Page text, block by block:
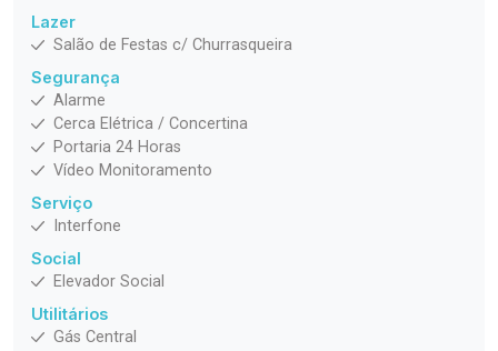
Lazer
Salão de Festas c/ Churrasqueira
Segurança
Alarme
Cerca Elétrica / Concertina
Portaria 24 Horas
Vídeo Monitoramento
Serviço
Interfone
Social
Elevador Social
Utilitários
Gás Central